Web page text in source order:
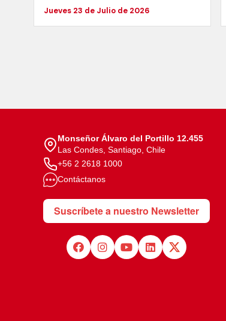
Jueves 23 de Julio de 2026
Monseñor Álvaro del Portillo 12.455
Las Condes, Santiago, Chile
+56 2 2618 1000
Contáctanos
Suscríbete a nuestro Newsletter